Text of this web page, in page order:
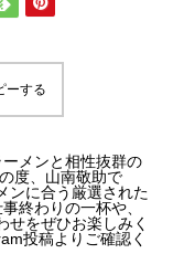
ーする
メンと相性抜群の
度、山南敬助で
ンに合う厳選された
終わりの一杯や、
せをぜひお楽しみく
投稿よりご確認く